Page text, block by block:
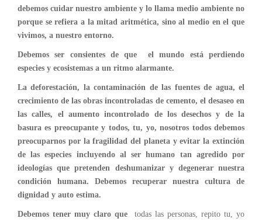
debemos cuidar nuestro ambiente y lo llama medio ambiente no
porque se refiera a la mitad aritmética, sino al medio en el que
vivimos, a nuestro entorno.
Debemos ser consientes de que el mundo está perdiendo
especies y ecosistemas a un ritmo alarmante.
La deforestación, la contaminación de las fuentes de agua, el
crecimiento de las obras incontroladas de cemento, el desaseo en
las calles, el aumento incontrolado de los desechos y de la
basura es preocupante y todos, tu, yo, nosotros todos debemos
preocuparnos por la fragilidad del planeta y evitar la extinción
de las especies incluyendo al ser humano tan agredido por
ideologías que pretenden deshumanizar y degenerar nuestra
condición humana. Debemos recuperar nuestra cultura de
dignidad y auto estima.
Debemos tener muy claro que
todas las personas, repito tu, yo